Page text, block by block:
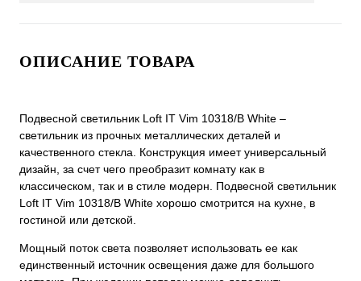
ОПИСАНИЕ ТОВАРА
Подвесной светильник Loft IT Vim 10318/B White –
светильник из прочных металлических деталей и
качественного стекла. Конструкция имеет универсальный
дизайн, за счет чего преобразит комнату как в
классическом, так и в стиле модерн. Подвесной светильник
Loft IT Vim 10318/B White хорошо смотрится на кухне, в
гостиной или детской.
Мощный поток света позволяет использовать ее как
единственный источник освещения даже для большого